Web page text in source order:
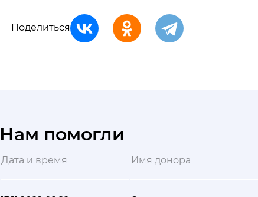
Поделиться
Нам помогли
Дата и время Имя донора